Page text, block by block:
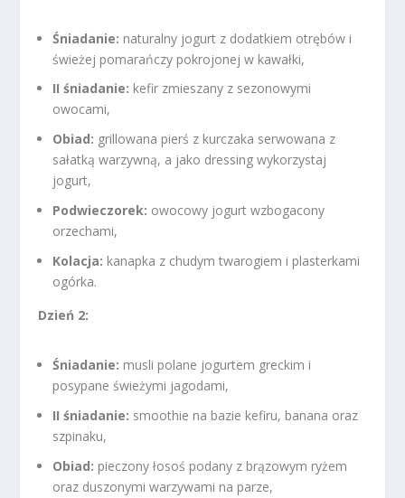
Śniadanie: naturalny jogurt z dodatkiem otrębów i
świeżej pomarańczy pokrojonej w kawałki,
II śniadanie: kefir zmieszany z sezonowymi
owocami,
Obiad: grillowana pierś z kurczaka serwowana z
sałatką warzywną, a jako dressing wykorzystaj
jogurt,
Podwieczorek: owocowy jogurt wzbogacony
orzechami,
Kolacja: kanapka z chudym twarogiem i plasterkami
ogórka.
Dzień 2:
Śniadanie: musli polane jogurtem greckim i
posypane świeżymi jagodami,
II śniadanie: smoothie na bazie kefiru, banana oraz
szpinaku,
Obiad: pieczony łosoś podany z brązowym ryżem
oraz duszonymi warzywami na parze,